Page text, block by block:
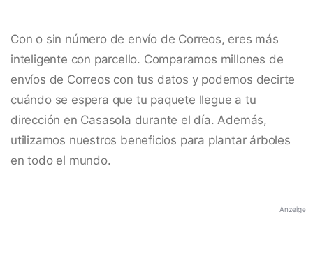
Con o sin número de envío de Correos, eres más
inteligente con parcello. Comparamos millones de
envíos de Correos con tus datos y podemos decirte
cuándo se espera que tu paquete llegue a tu
dirección en Casasola durante el día. Además,
utilizamos nuestros beneficios para plantar árboles
en todo el mundo.
Anzeige